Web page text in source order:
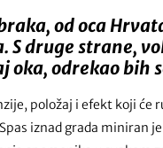
od oca
S druge strane,
oka, odrekao bih
položaj i efekt koji
iznad grada miniran